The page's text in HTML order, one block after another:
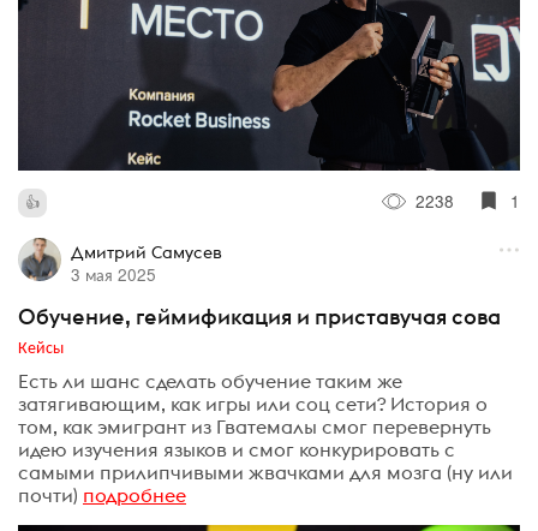
2238 1
Дмитрий Самусев
3 мая 2025
Обучение, геймификация и приставучая сова
Кейсы
Есть ли шанс сделать обучение таким же
затягивающим, как игры или соц сети? История о
том, как эмигрант из Гватемалы смог перевернуть
идею изучения языков и смог конкурировать с
самыми прилипчивыми жвачками для мозга (ну или
почти) подробнее